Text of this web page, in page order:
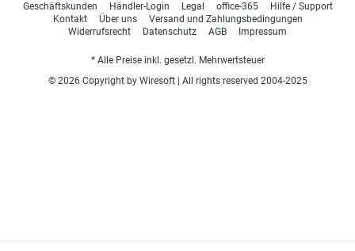
Geschäftskunden Händler-Login Legal office-365
Hilfe / Support
Kontakt
Über uns
Versand und Zahlungsbedingungen
Widerrufsrecht
Datenschutz AGB Impressum
* Alle Preise inkl. gesetzl. Mehrwertsteuer
© 2026 Copyright by Wiresoft | All rights reserved 2004-2025